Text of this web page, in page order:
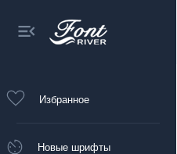
Избранное
Новые шрифты